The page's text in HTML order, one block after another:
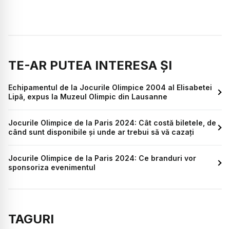
TE-AR PUTEA INTERESA ȘI
Echipamentul de la Jocurile Olimpice 2004 al Elisabetei
Lipă, expus la Muzeul Olimpic din Lausanne
Jocurile Olimpice de la Paris 2024: Cât costă biletele, de
când sunt disponibile și unde ar trebui să vă cazați
Jocurile Olimpice de la Paris 2024: Ce branduri vor
sponsoriza evenimentul
TAGURI